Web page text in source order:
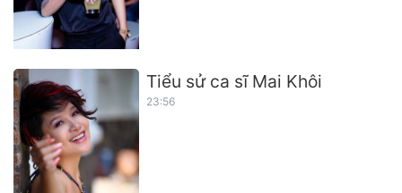
Tiểu sử ca sĩ Mai Khôi
23:56